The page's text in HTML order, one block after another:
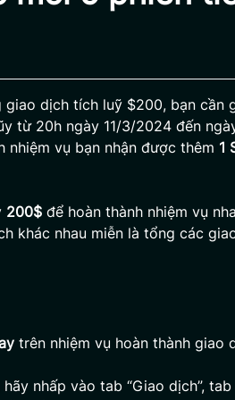
dịch tích luỹ $200, bạn cần
từ 20h ngày 11/3/2024 đến
nhiệm vụ bạn nhận được thêm 1
200$ để hoàn thành nhiệm vụ
khác nhau miễn là tổng các
trên nhiệm vụ hoàn thành giao
nhấp vào tab “Giao dịch”,